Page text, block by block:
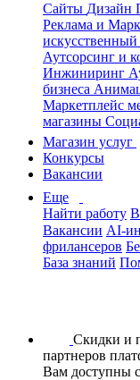
Сайты Дизайн
Реклама и
искусственный
Аутсорсинг и
Инжиниринг
бизнеса
Маркетплейс
магазины
Магазин услуг
Конкурсы
Вакансии
Еще
Найти работу
Вакансии AI-
фрилансеров
База знаний
Скидки и
партнеров
Вам доступны